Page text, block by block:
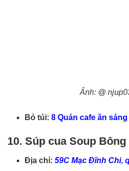
Ảnh: @
Bỏ túi: 8 Quán cafe ăn
10. Súp cua Soup Bông
Địa chỉ: 59C Mạc Đĩnh Chi,